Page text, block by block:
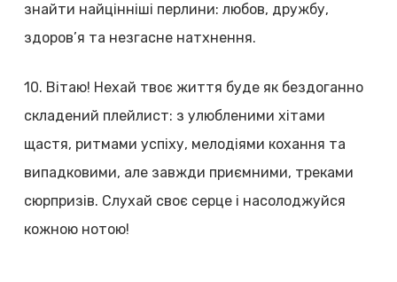
знайти найцінніші перлини: любов, дружбу,
здоров’я та незгасне натхнення.
10. Вітаю! Нехай твоє життя буде як бездоганно
складений плейлист: з улюбленими хітами
щастя, ритмами успіху, мелодіями кохання та
випадковими, але завжди приємними, треками
сюрпризів. Слухай своє серце і насолоджуйся
кожною нотою!